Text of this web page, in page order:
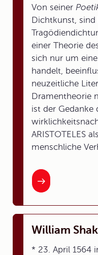
Von seiner
Dichtkunst, sind
einer Theorie
sich nur um
handelt,
neuzeitliche
Dramentheorie
ist der Gedanke
ARISTOTELES
menschliche
William
* 23. April 1564